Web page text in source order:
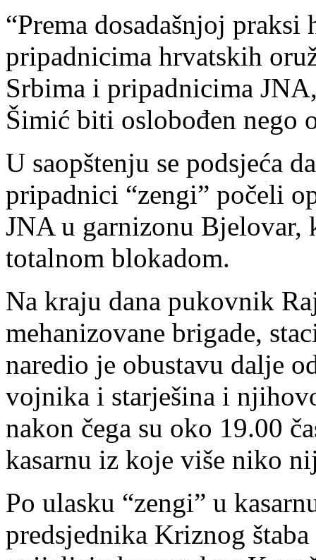
“Prema dosadašnjoj
pripadnicima hrvatskih
Srbima i pripadnicima
Šimić biti oslobođen nego
U saopštenju se podsjeća
pripadnici “zengi” počeli
JNA u garnizonu Bjelovar,
totalnom blokadom.
Na kraju dana pukovnik
mehanizovane brigade,
naredio je obustavu dalje
vojnika i starješina i
nakon čega su oko 19.00
kasarnu iz koje više niko
Po ulasku “zengi” u
predsjednika Kriznog